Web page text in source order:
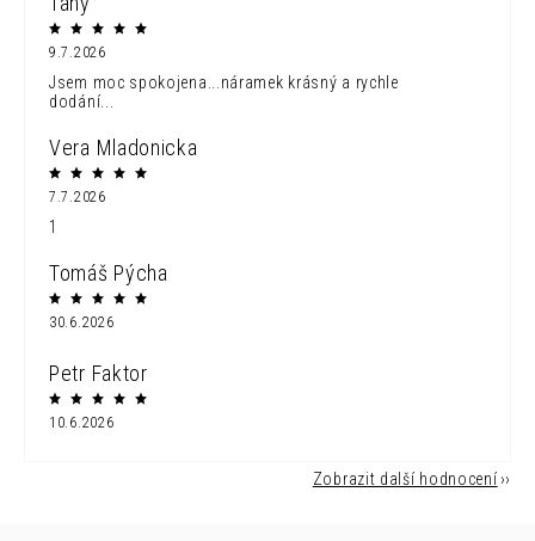
9.7.2026
Jsem moc spokojena...náramek krásný a rychle
dodání...
Vera Mladonicka
7.7.2026
1
Tomáš Pýcha
30.6.2026
Petr Faktor
10.6.2026
Zobrazit další hodnocení